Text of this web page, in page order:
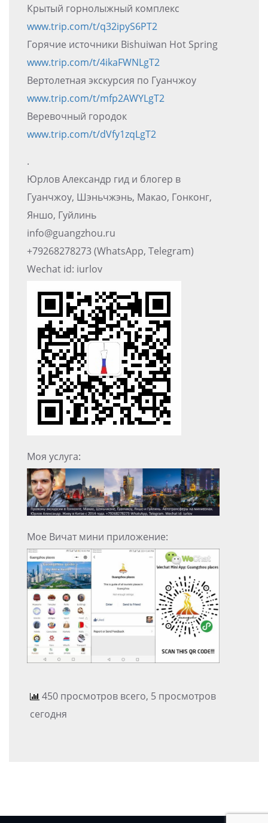
Крытый горнолыжный комплекс
www.trip.com/t/q32ipyS6PT2
Горячие источники Bishuiwan Hot Spring
www.trip.com/t/4ikaFWNLgT2
Вертолетная экскурсия по Гуанчжоу
www.trip.com/t/mfp2AWYLgT2
Веревочный городок
www.trip.com/t/dVfy1zqLgT2
.
Юрлов Александр гид и блогер в
Гуанчжоу, Шэньчжэнь, Макао, Гонконг,
Яншо, Гуйлинь
info@guangzhou.ru
+79268278273 (WhatsApp, Telegram)
Wechat id: iurlov
Моя услуга:
Мое Вичат мини приложение:
450 просмотров всего, 5 просмотров
сегодня